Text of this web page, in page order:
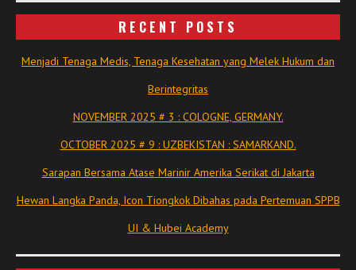
RECENT POSTS
Menjadi Tenaga Medis, Tenaga Kesehatan yang Melek Hukum dan
Berintegritas
NOVEMBER 2025 # 3 : COLOGNE, GERMANY.
OCTOBER 2025 # 9 : UZBEKISTAN : SAMARKAND.
Sarapan Bersama Atase Marinir Amerika Serikat di Jakarta
Hewan Langka Panda, Icon Tiongkok Dibahas pada Pertemuan SPPB
UI & Hubei Academy